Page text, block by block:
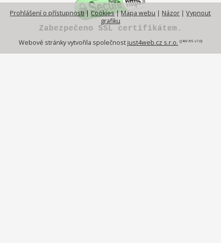
Zabezpečeno SSL certifikátem.
Prohlášení o přístupnosti |Cookies|Mapa webu | Názor |Vypnout
grafiku
Webové stránky vytvořila společnost just4web.cz s.r.o. (J4W-RS v7.0)